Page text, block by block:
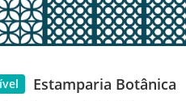
Estamparia Botânica